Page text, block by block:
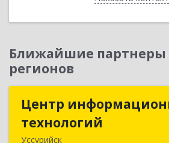
Ближайшие партнеры
регионов
Центр
технологий
Уссурийск
Центр